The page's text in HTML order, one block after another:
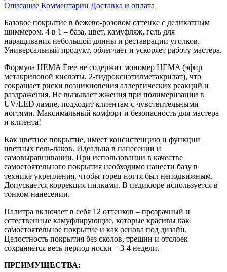
Описание Комментарии Доставка и оплата
Базовое покрытие в бежево-розовом оттенке с деликатным
шиммером. 4 в 1 – база, цвет, камуфляж, гель для
наращивания небольшой длины и реставрации уголков.
Универсальный продукт, облегчает и ускоряет работу мастера.
Формула HEMA Free не содержит мономер HEMA (эфир
метакриловой кислоты, 2-гидроксиэтилметакрилат), что
сокращает риски возникновения аллергических реакций и
раздражения. Не вызывает жжения при полимеризации в
UV/LED лампе, подходит клиентам с чувствительными
ногтями. Максимальный комфорт и безопасность для мастера
и клиента!
Как цветное покрытие, имеет консистенцию и функции
цветных гель-лаков. Идеальна в нанесении и
самовыравнивании. При использовании в качестве
самостоятельного покрытия необходимо нанести базу в
технике укрепления, чтобы торец ногтя был неподвижным.
Допускается коррекция пилками. В педикюре используется в
тонком нанесении.
Палитра включает в себя 12 оттенков – прозрачный и
естественные камуфлирующие, которые красивы как
самостоятельное покрытие и как основа под дизайн.
Целостность покрытия без сколов, трещин и отслоек
сохраняется весь период носки – 3-4 недели.
ПРЕИМУЩЕСТВА: